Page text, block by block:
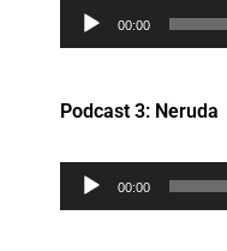
Reproductor
00:00
Podcast 3: Neruda
Reproductor
00:00